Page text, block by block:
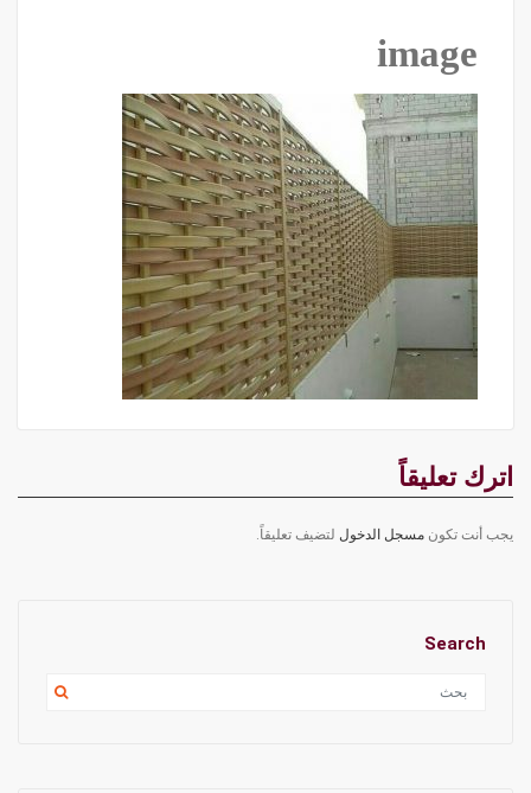
image
اترك تعليقاً
يجب أنت تكون مسجل الدخول لتضيف تعليقاً.
Search